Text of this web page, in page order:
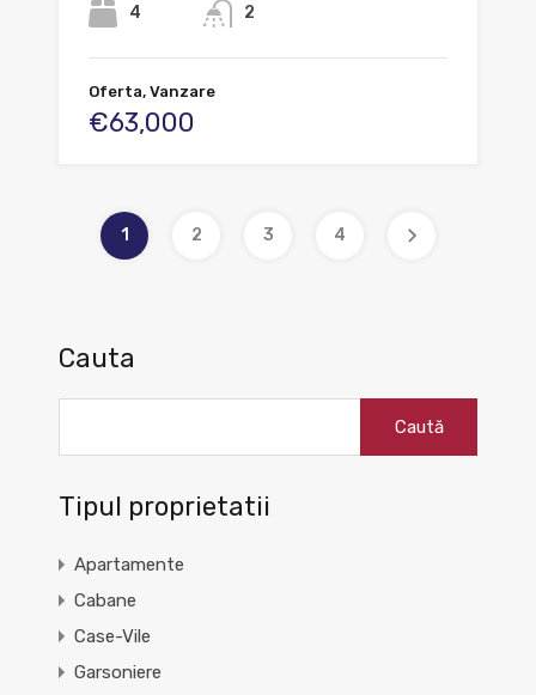
4 2
Oferta, Vanzare
€63,000
1 2 3 4
Cauta
după:
Tipul proprietatii
Apartamente
Cabane
Case-Vile
Garsoniere